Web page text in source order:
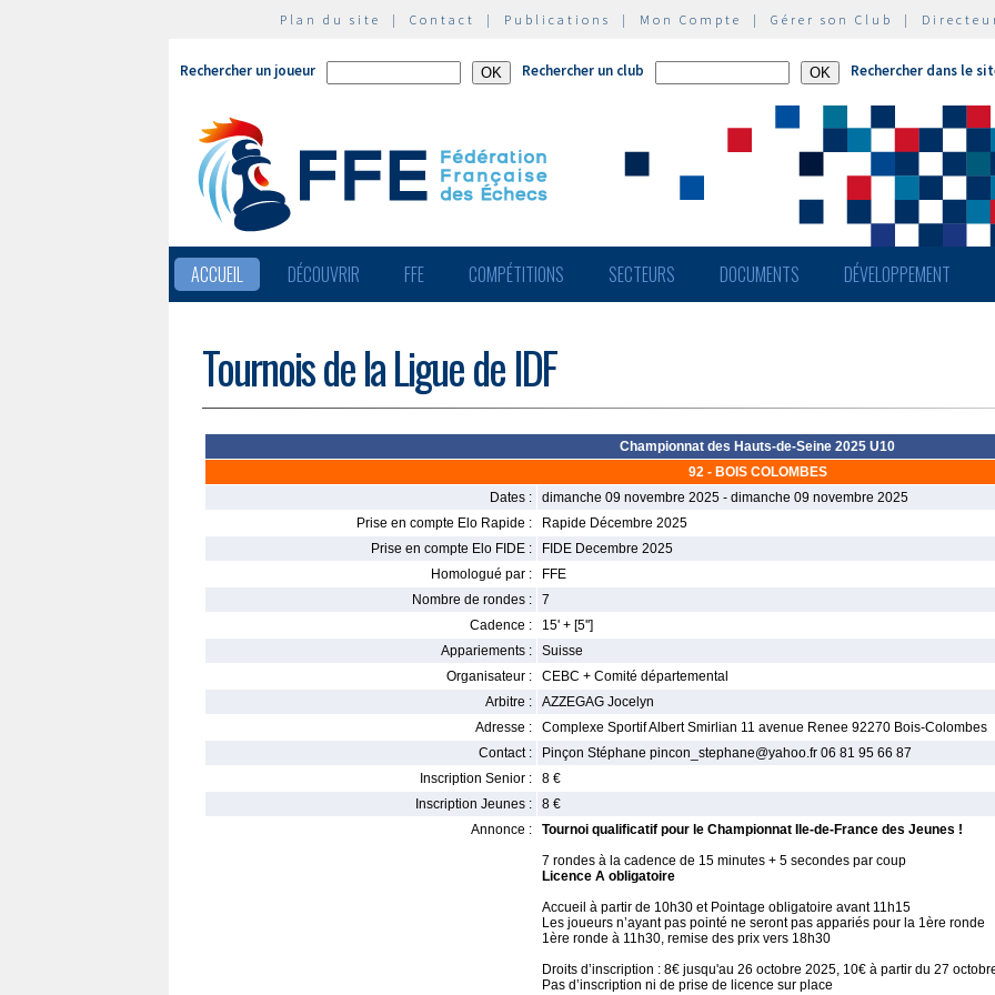
Plan du site | Contact | Publications | Mon Compte | Gérer son Club |
Rechercher un joueur Rechercher un club Rechercher dans le
ACCUEIL DÉCOUVRIR FFE COMPÉTITIONS SECTEURS DOCUMENTS DÉVELOPPEMENT
Tournois de la Ligue de IDF
Championnat des Hauts-de-Seine 2025 U10
92 - BOIS COLOMBES
Dates :
dimanche 09 novembre 2025 - dimanche 09 novembre 2025
Prise en compte Elo Rapide :
Rapide Décembre 2025
Prise en compte Elo FIDE :
FIDE Decembre 2025
Homologué par :
FFE
Nombre de rondes :
7
Cadence :
15' + [5'']
Appariements :
Suisse
Organisateur :
CEBC + Comité départemental
Arbitre :
AZZEGAG Jocelyn
Adresse :
Complexe Sportif Albert Smirlian 11 avenue Renee 92270 Bois-Colombes
Contact :
Pinçon Stéphane pincon_stephane@yahoo.fr 06 81 95 66 87
Inscription Senior :
8 €
Inscription Jeunes :
8 €
Annonce :
Tournoi qualificatif pour le Championnat Ile-de-France des Jeunes !
7 rondes à la cadence de 15 minutes + 5 secondes par coup
Licence A obligatoire
Accueil à partir de 10h30 et Pointage obligatoire avant 11h15
Les joueurs n’ayant pas pointé ne seront pas appariés pour la 1ère ronde
1ère ronde à 11h30, remise des prix vers 18h30
Droits d’inscription : 8€ jusqu'au 26 octobre 2025, 10€ à partir du 27
Pas d’inscription ni de prise de licence sur place